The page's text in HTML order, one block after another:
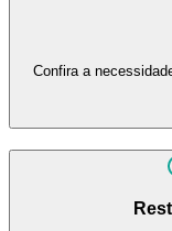
Confira a